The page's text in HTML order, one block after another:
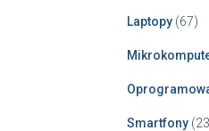
Laptopy(67)
Smartfony